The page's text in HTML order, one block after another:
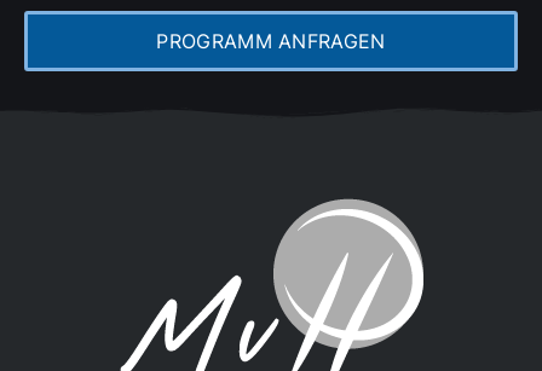
PROGRAMM ANFRAGEN